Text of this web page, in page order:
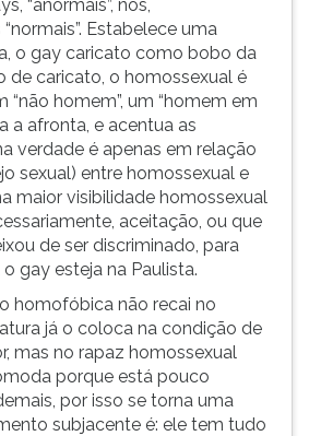
“anormais”, nós,
Estabelece uma
o gay caricato como bobo da
de caricato, o homossexual é
“não homem”, um “homem em
a afronta, e acentua as
verdade é apenas em relação
sexual) entre homossexual e
maior visibilidade homossexual
aceitação, ou que
de ser discriminado, para
gay esteja na Paulista.
homofóbica não recai no
já o coloca na condição de
mas no rapaz homossexual
porque está pouco
por isso se torna uma
subjacente é: ele tem tudo